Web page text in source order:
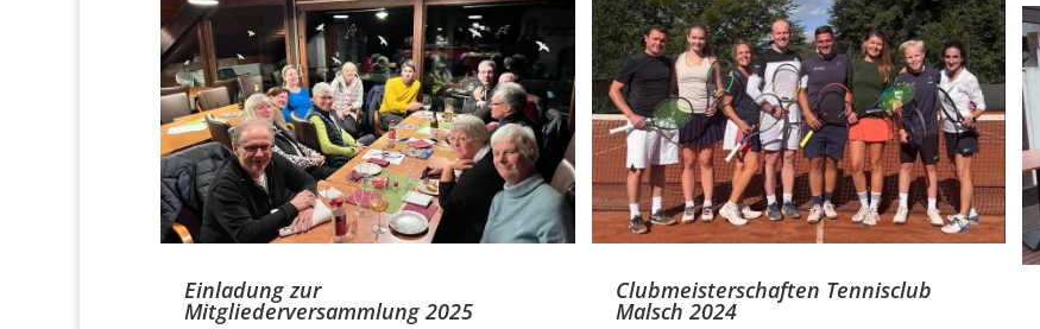
Einladung zur
Mitgliederversammlung 2025
Clubmeisterschaften Tennisclub
Malsch 2024